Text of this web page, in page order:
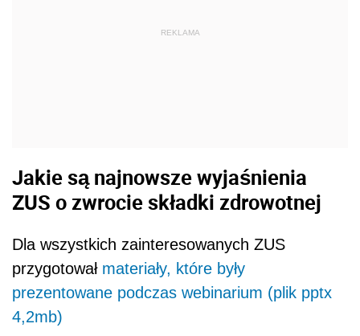
REKLAMA
Jakie są najnowsze wyjaśnienia
ZUS o zwrocie składki zdrowotnej
Dla wszystkich zainteresowanych ZUS
przygotował materiały, które były
prezentowane podczas webinarium (plik pptx
4,2mb)